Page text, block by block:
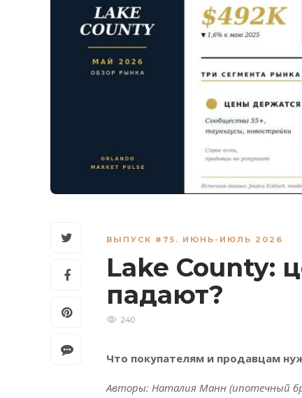
ВЫПУСК #75. ИЮНЬ-ИЮЛЬ 2026
Lake County:
падают?
240
Что покупателям и продавцам
Авторы: Наталия Манн (ипотечный